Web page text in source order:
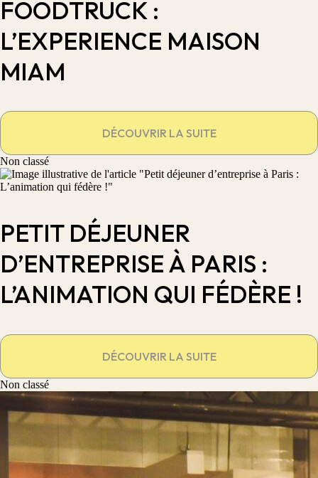
FOODTRUCK :
L’EXPERIENCE MAISON
MIAM
DÉCOUVRIR LA SUITE
Non classé
PETIT DÉJEUNER
D’ENTREPRISE À PARIS :
L’ANIMATION QUI FÉDÈRE !
DÉCOUVRIR LA SUITE
Non classé